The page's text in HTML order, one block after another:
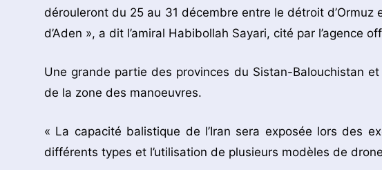
dérouleront du 25 au 31 décembre entre le détroit
d’Aden », a dit l’amiral Habibollah Sayari, cité par l’agence
Une grande partie des provinces du Sistan-Balouchistan
de la zone des manoeuvres.
« La capacité balistique de l’Iran sera exposée lors des
différents types et l’utilisation de plusieurs modèles de